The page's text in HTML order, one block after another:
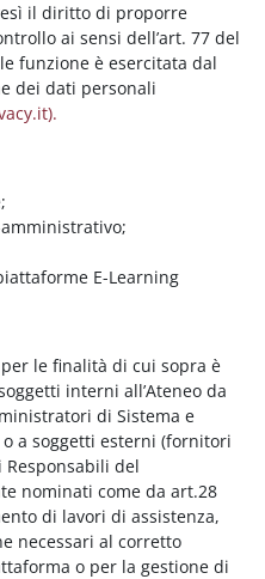
il diritto di proporre
ai sensi dell’art. 77 del
funzione è esercitata dal
dei dati personali
E-Learning
per le finalità di cui sopra è
interni all’Ateneo da
di Sistema e
a soggetti esterni (fornitori
del
nominati come da art.28
di lavori di assistenza,
necessari al corretto
o per la gestione di